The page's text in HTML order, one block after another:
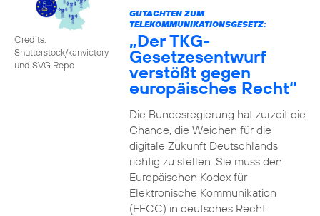
Credits:
Shutterstock/kanvictory
und SVG Repo
GUTACHTEN ZUM
TELEKOMMUNIKATIONSGESETZ:
„Der TKG-
Gesetzesentwurf
verstößt gegen
europäisches Recht“
Die Bundesregierung hat zurzeit die
Chance, die Weichen für die
digitale Zukunft Deutschlands
richtig zu stellen: Sie muss den
Europäischen Kodex für
Elektronische Kommunikation
(EECC) in deutsches Recht